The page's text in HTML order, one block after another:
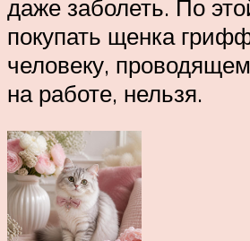
даже заболеть. По
покупать щенка
человеку,
на работе, нельзя.